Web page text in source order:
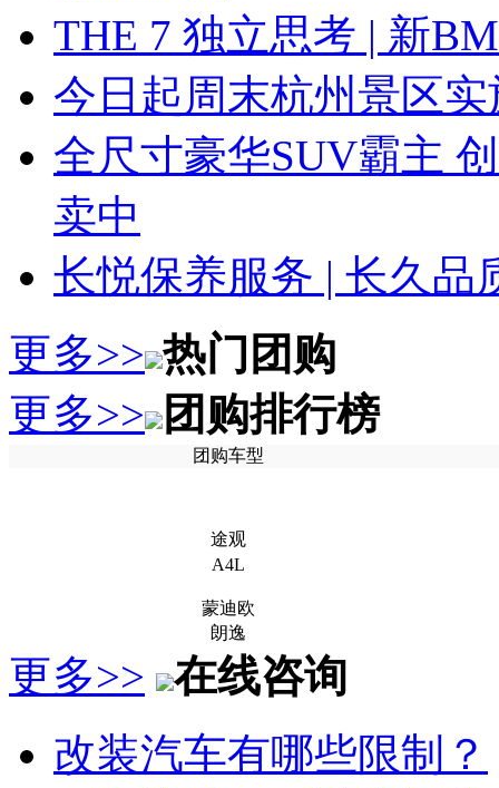
THE 7 独立思考 | 新
今日起周末杭州景区
全尺寸豪华SUV霸主
卖中
长悦保养服务 | 长久品
更多>> 热门团购
更多>> 团购排行榜
团购车型
途观
A4L
蒙迪欧
朗逸
更多>>
在线咨询
改装汽车有哪些限制？